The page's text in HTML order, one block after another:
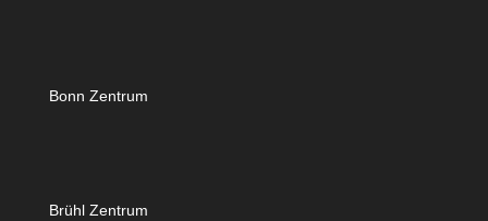
Bonn Zentrum
Brühl Zentrum